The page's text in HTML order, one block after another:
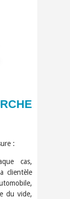
:
cas,
clientèle
du vide,